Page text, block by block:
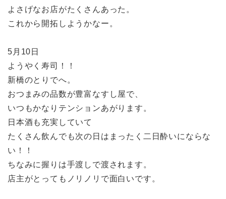
よさげなお店がたくさんあった。
これから開拓しようかなー。
5月10日
ようやく寿司！！
新橋のとりでへ。
おつまみの品数が豊富なすし屋で、
いつもかなりテンションあがります。
日本酒も充実していて
たくさん飲んでも次の日はまったく二日酔いにならな
い！！
ちなみに握りは手渡しで渡されます。
店主がとってもノリノリで面白いです。